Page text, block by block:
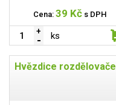
Cena: 39 Kč s DPH
ks
Hvězdice rozdělovače